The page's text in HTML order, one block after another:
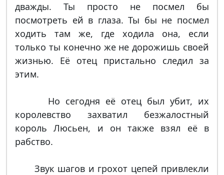
дважды. Ты просто не посмел бы
посмотреть ей в глаза. Ты бы не посмел
ходить там же, где ходила она, если
только ты конечно же не дорожишь своей
жизнью. Её отец пристально следил за
этим.
Но сегодня её отец был убит, их
королевство захватил безжалостный
король Люсьен, и он также взял её в
рабство.
Звук шагов и грохот цепей привлекли